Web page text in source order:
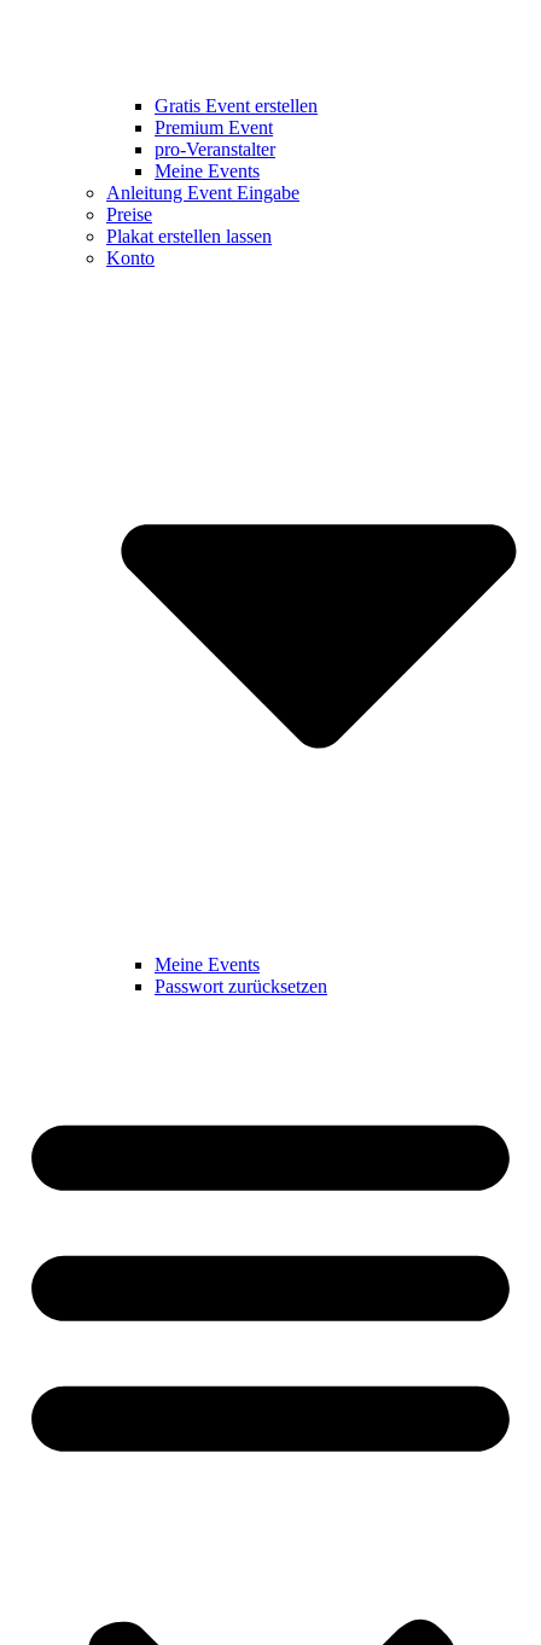
Gratis Event erstellen
Premium Event
pro-Veranstalter
Meine Events
Anleitung Event Eingabe
Preise
Plakat erstellen lassen
Konto
Meine Events
Passwort zurücksetzen